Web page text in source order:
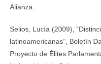
Alianza.
Selios, Lucía (2009),
latinoamericanas”, Boletín
Proyecto de Élites